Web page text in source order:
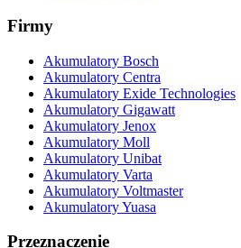
Firmy
Akumulatory Bosch
Akumulatory Centra
Akumulatory Exide Technologies
Akumulatory Gigawatt
Akumulatory Jenox
Akumulatory Moll
Akumulatory Unibat
Akumulatory Varta
Akumulatory Voltmaster
Akumulatory Yuasa
Przeznaczenie